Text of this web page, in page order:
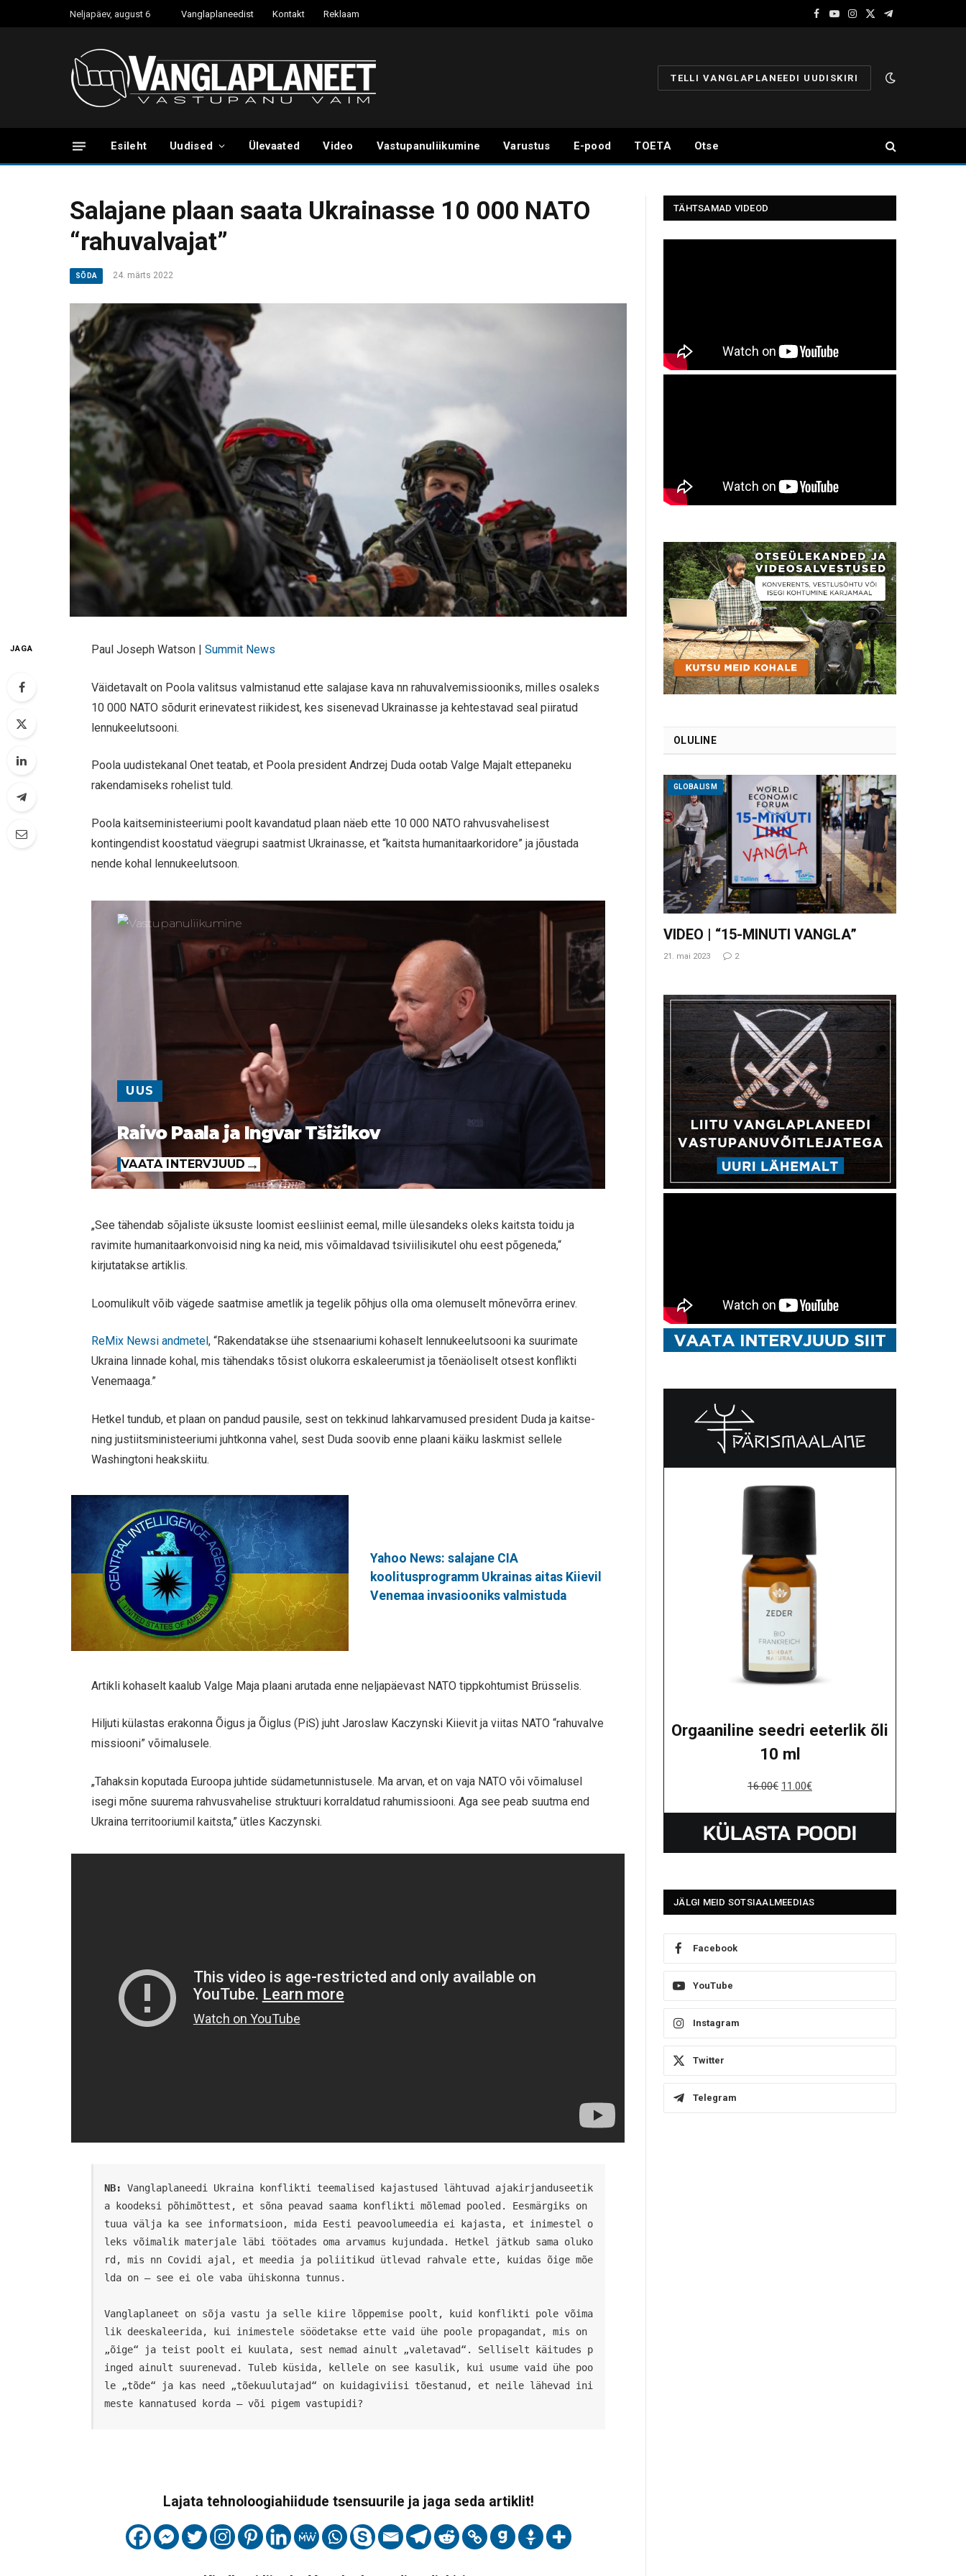
Neljapäev, august 6 Vanglaplaneedist Kontakt Reklaam
Facebook
YouTube
Instagram
X
Telegram
TELLI VANGLAPLANEEDI UUDISKIRI
Esileht Uudised Ülevaated Video Vastupanuliikumine Varustus E-pood TOETA Otse
Salajane plaan saata Ukrainasse 10 000 NATO
“rahuvalvajat”
SÕDA 24. märts 2022
JAGA Paul Joseph Watson |Summit News
Väidetavalt on Poola valitsus valmistanud ette salajase kava nn rahuvalvemissiooniks, milles osaleks
10 000 NATO sõdurit erinevatest riikidest, kes sisenevad Ukrainasse ja kehtestavad seal piiratud
lennukeelutsooni.
Poola uudistekanal Onet teatab, et Poola president Andrzej Duda ootab Valge Majalt ettepaneku
rakendamiseks rohelist tuld.
Poola kaitseministeeriumi poolt kavandatud plaan näeb ette 10 000 NATO rahvusvahelisest
kontingendist koostatud väegrupi saatmist Ukrainasse, et “kaitsta humanitaarkoridore” ja jõustada
nende kohal lennukeelutsoon.
UUS
Raivo Paala ja Ingvar Tšižikov
VAATA INTERVJUUD
„See tähendab sõjaliste üksuste loomist eesliinist eemal, mille ülesandeks oleks kaitsta toidu ja
ravimite humanitaarkonvoisid ning ka neid, mis võimaldavad tsiviilisikutel ohu eest põgeneda,“
kirjutatakse artiklis.
Loomulikult võib vägede saatmise ametlik ja tegelik põhjus olla oma olemuselt mõnevõrra erinev.
ReMix Newsi andmetel, “Rakendatakse ühe stsenaariumi kohaselt lennukeelutsooni ka suurimate
Ukraina linnade kohal, mis tähendaks tõsist olukorra eskaleerumist ja tõenäoliselt otsest konflikti
Venemaaga.”
Hetkel tundub, et plaan on pandud pausile, sest on tekkinud lahkarvamused president Duda ja kaitse-
ning justiitsministeeriumi juhtkonna vahel, sest Duda soovib enne plaani käiku laskmist sellele
Washingtoni heakskiitu.
Yahoo News: salajane CIA
koolitusprogramm Ukrainas aitas Kiievil
Venemaa invasiooniks valmistuda
Artikli kohaselt kaalub Valge Maja plaani arutada enne neljapäevast NATO tippkohtumist Brüsselis.
Hiljuti külastas erakonna Õigus ja Õiglus (PiS) juht Jaroslaw Kaczynski Kiievit ja viitas NATO “rahuvalve
missiooni” võimalusele.
„Tahaksin koputada Euroopa juhtide südametunnistusele. Ma arvan, et on vaja NATO või võimalusel
isegi mõne suurema rahvusvahelise struktuuri korraldatud rahumissiooni. Aga see peab suutma end
Ukraina territooriumil kaitsta,” ütles Kaczynski.
NB:
Vanglaplaneedi Ukraina konflikti teemalised kajastused lähtuvad ajakirjanduseetik
a koodeksi põhimõttest, et sõna peavad saama konflikti mõlemad pooled. Eesmärgiks on
tuua välja ka see informatsioon, mida Eesti peavoolumeedia ei kajasta, et inimestel o
leks võimalik materjale läbi töötades oma arvamus kujundada. Hetkel jätkub sama oluko
rd, mis nn Covidi ajal, et meedia ja poliitikud ütlevad rahvale ette, kuidas õige mõe
lda on – see ei ole vaba ühiskonna tunnus.
Vanglaplaneet on sõja vastu ja selle kiire lõppemise poolt, kuid konflikti pole võima
lik deeskaleerida, kui inimestele söödetakse ette vaid ühe poole propagandat, mis on
„õige“ ja teist poolt ei kuulata, sest nemad ainult „valetavad“. Selliselt käitudes p
inged ainult suurenevad. Tuleb küsida, kellele on see kasulik, kui usume vaid ühe poo
le „tõde“ ja kas need „tõekuulutajad“ on kuidagiviisi tõestanud, et neile lähevad ini
meste kannatused korda – või pigem vastupidi?
Lajata tehnoloogiahiidude tsensuurile ja jaga seda artiklit!
TÄHTSAMAD VIDEOD
OLULINE
GLOBALISM
VIDEO | “15-MINUTI VANGLA”
21. mai 2023 2
Orgaaniline seedri eeterlik õli
10 ml
16.00€ 11.00€
JÄLGI MEID SOTSIAALMEEDIAS
Facebook
YouTube
Instagram
Twitter
Telegram